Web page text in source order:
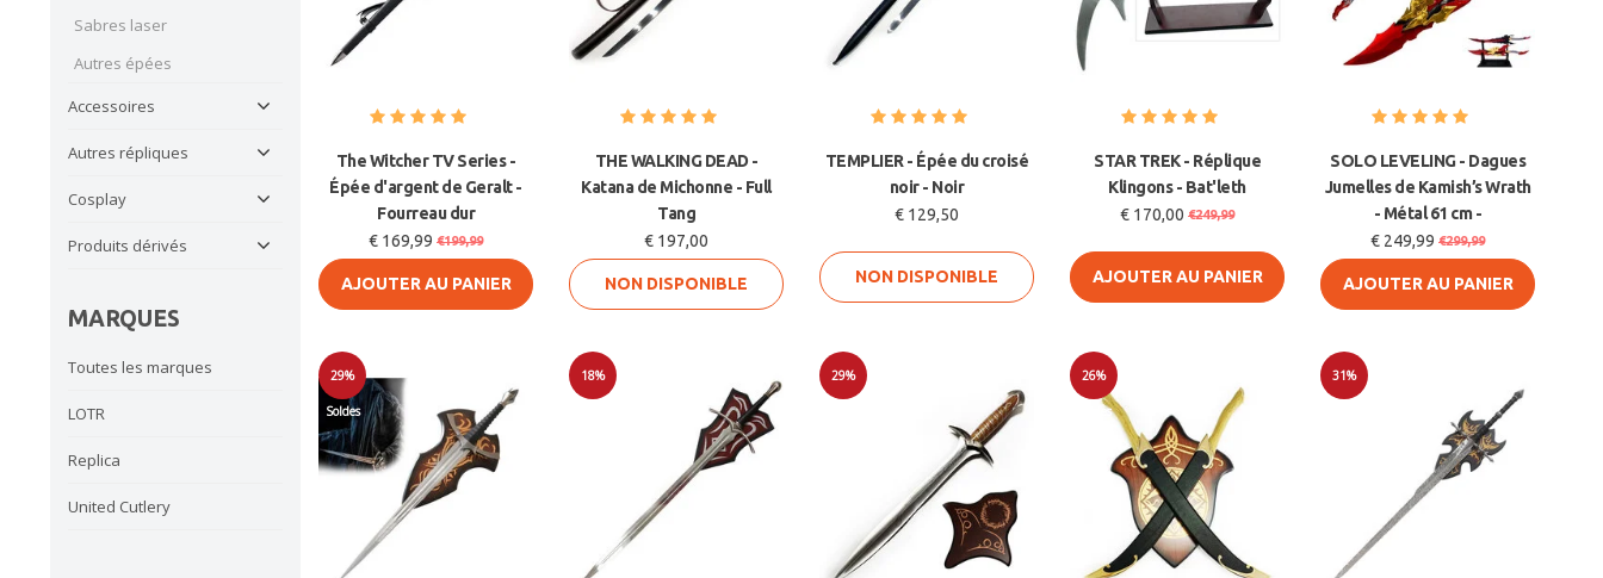
Sabres laser
Autres épées
Accessoires
Autres répliques
Cosplay
Produits dérivés
MARQUES
Toutes les marques
LOTR
Replica
United Cutlery
The Witcher TV Series -
Épée d'argent de Geralt -
Fourreau dur
€ 169,99 €199,99
AJOUTER AU PANIER
THE WALKING DEAD -
Katana de Michonne - Full
Tang
€ 197,00
NON DISPONIBLE
TEMPLIER - Épée du croisé
noir - Noir
€ 129,50
NON DISPONIBLE
STAR TREK - Réplique
Klingons - Bat'leth
€ 170,00 €249,99
AJOUTER AU PANIER
SOLO LEVELING - Dagues
Jumelles de Kamish’s Wrath
- Métal 61 cm -
€ 249,99 €299,99
AJOUTER AU PANIER
29%
Soldes
18% 29% 26%
Soldes
31%